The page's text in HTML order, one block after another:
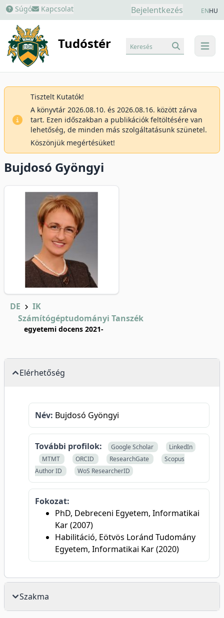
Súgó Kapcsolat Bejelentkezés ENHU
Tudóstér menu
Keresés
Tisztelt Kutatók!
A könyvtár 2026.08.10. és 2026.08.16. között zárva
tart. Ezen időszakban a publikációk feltöltésére van
lehetőség, de minden más szolgáltatásunk szünetel.
Köszönjük megértésüket!
Bujdosó Gyöngyi
DE
IK
Számítógéptudományi Tanszék
egyetemi docens 2021-
Elérhetőség
Név: Bujdosó Gyöngyi
További profilok: Google Scholar
LinkedIn
MTMT
ORCID ResearchGate
Scopus
Author ID
WoS ResearcherID
Fokozat:
PhD, Debreceni Egyetem, Informatikai
Kar (2007)
Habilitáció, Eötvös Loránd Tudomány
Egyetem, Informatikai Kar (2020)
Szakma